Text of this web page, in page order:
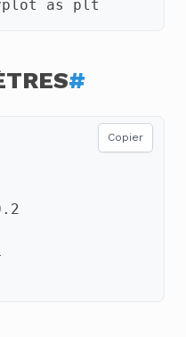
as plt
#
Copier